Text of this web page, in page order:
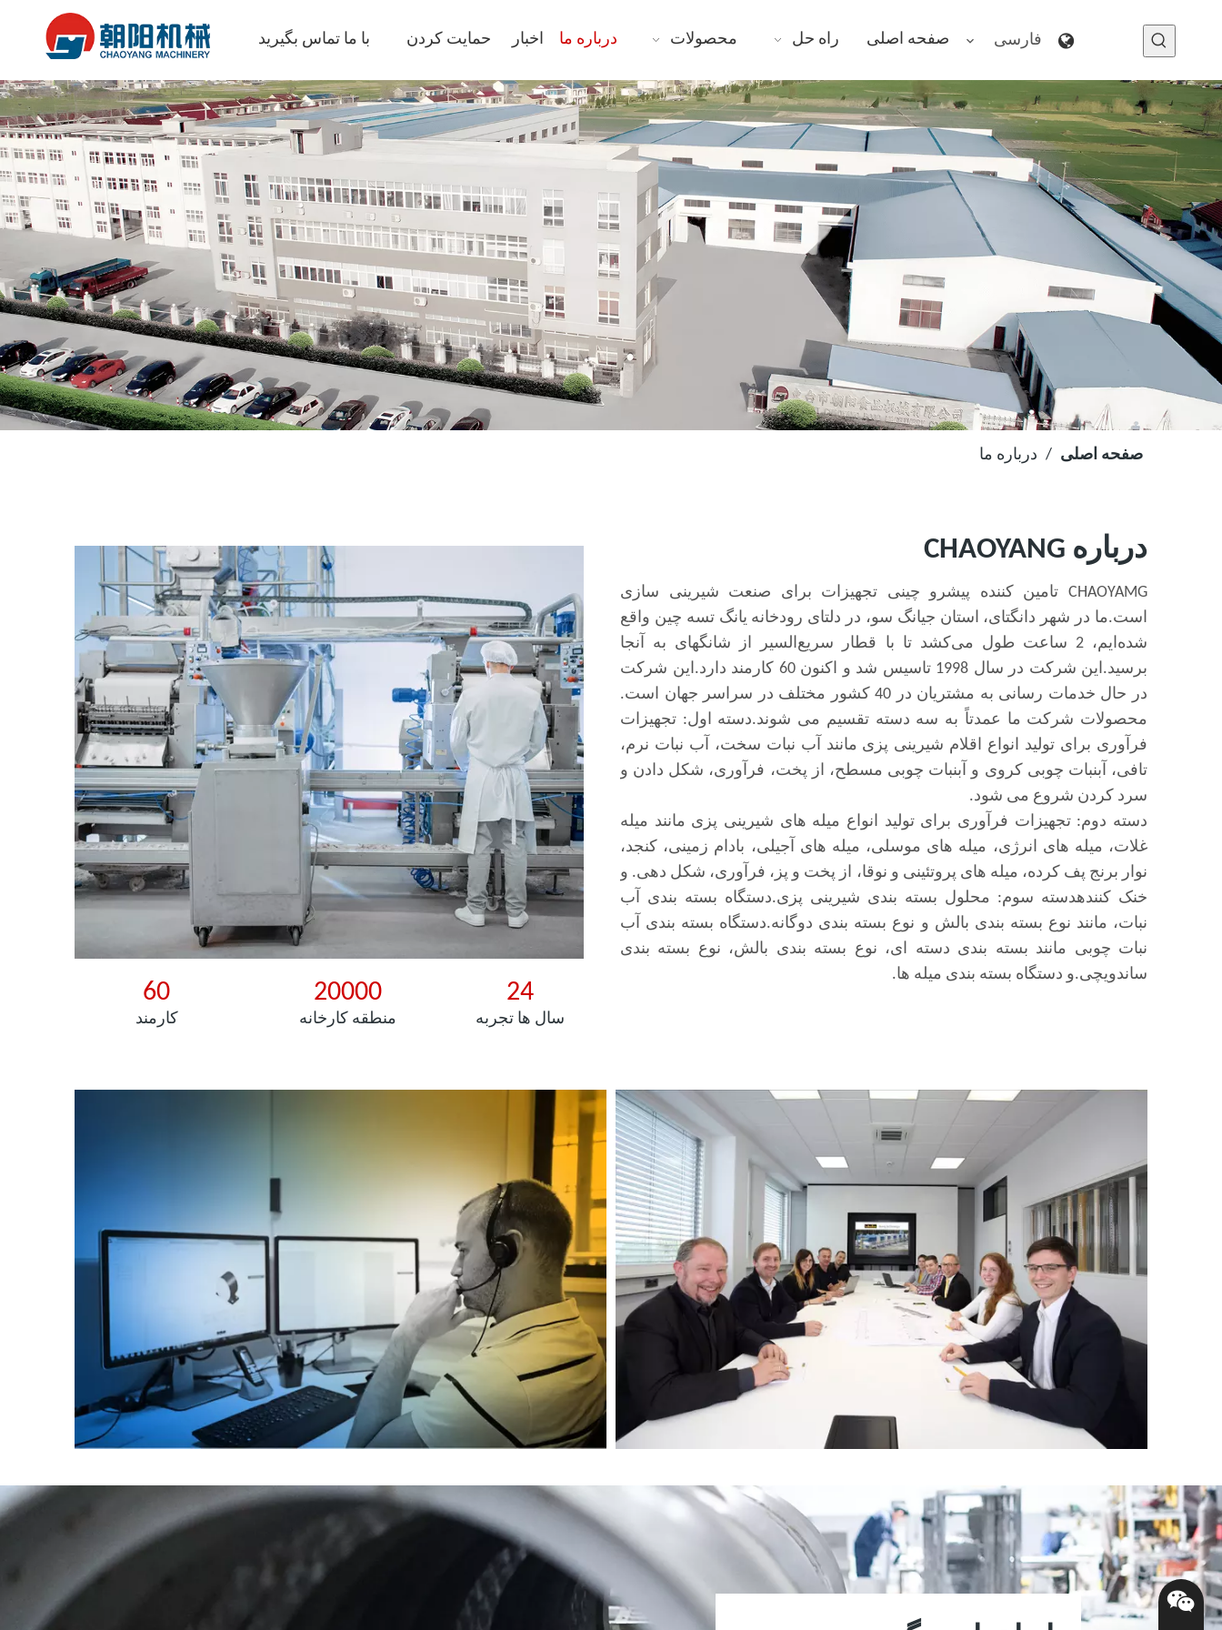
صفحه اصلی راه حل محصولات درباره ما اخبار حمایت کردن با ما تماس بگیرید فارسی
صفحه اصلی / درباره ما
24
سال ها تجربه
20000
منطقه کارخانه
60
کارمند
درباره CHAOYANG
CHAOYAMG تامین کننده پیشرو چینی تجهیزات برای صنعت شیرینی سازی
است.ما در شهر دانگتای، استان جیانگ سو، در دلتای رودخانه یانگ تسه چین واقع
شده‌ایم، 2 ساعت طول می‌کشد تا با قطار سریع‌السیر از شانگهای به آنجا
برسید.این شرکت در سال 1998 تاسیس شد و اکنون 60 کارمند دارد.این شرکت
در حال خدمات رسانی به مشتریان در 40 کشور مختلف در سراسر جهان است.
محصولات شرکت ما عمدتاً به سه دسته تقسیم می شوند.دسته اول: تجهیزات
فرآوری برای تولید انواع اقلام شیرینی پزی مانند آب نبات سخت، آب نبات نرم،
تافی، آبنبات چوبی کروی و آبنبات چوبی مسطح، از پخت، فرآوری، شکل دادن و
سرد کردن شروع می شود.
دسته دوم: تجهیزات فرآوری برای تولید انواع میله های شیرینی پزی مانند میله
غلات، میله های انرژی، میله های موسلی، میله های آجیلی، بادام زمینی، کنجد،
نوار برنج پف کرده، میله های پروتئینی و نوقا، از پخت و پز، فرآوری، شکل دهی. و
خنک کنندهدسته سوم: محلول بسته بندی شیرینی پزی.دستگاه بسته بندی آب
نبات، مانند نوع بسته بندی بالش و نوع بسته بندی دوگانه.دستگاه بسته بندی آب
نبات چوبی مانند بسته بندی دسته ای، نوع بسته بندی بالش، نوع بسته بندی
ساندویچی.و دستگاه بسته بندی میله ها.
مشاوره - تخصص سنتی
تحقیق و توسعه
CHAOYAMG تامین کننده پیشرو چینی تجهیزات برای صنعت شیرینی سازی است.ما در